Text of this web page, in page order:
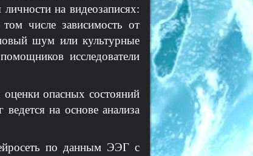
на видеозаписях:
числе зависимость от
шум или культурные
исследователи
опасных состояний
на основе анализа
по данным ЭЭГ с